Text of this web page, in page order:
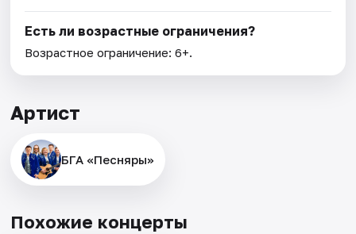
Есть ли возрастные ограничения?
Возрастное ограничение: 6+.
Артист
БГА «Песняры»
Похожие концерты